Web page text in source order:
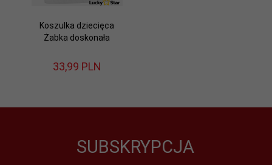
Koszulka dziecięca
Żabka doskonała
33,99 PLN
SUBSKRYPCJA